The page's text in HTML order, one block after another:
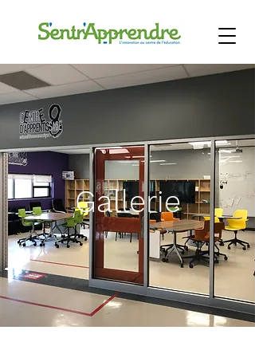
Gallerie